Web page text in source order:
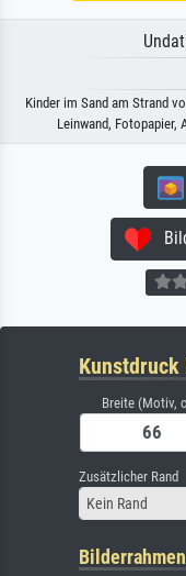
Kinder im Sand am Strand
Leinwand, Fotopapier,
Bild
Breite (Motiv,
Zusätzlicher Rand
Kein Rand
Bilderrahmen